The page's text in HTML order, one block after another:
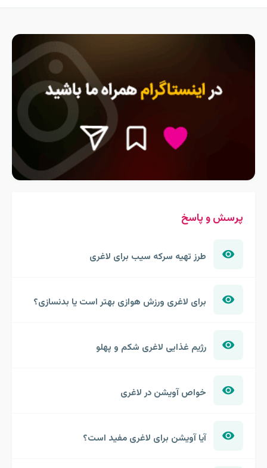
پرسش و پاسخ
طرز تهیه سرکه سیب برای لاغری
برای لاغری ورزش هوازی بهتر است یا بدنسازی؟
رژیم غذایی لاغری شکم و پهلو
خواص آویشن در لاغری
آیا آویشن برای لاغری مفید است؟